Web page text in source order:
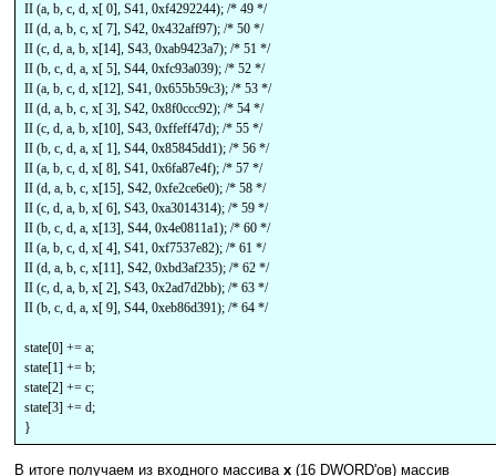
II (a, b, c, d, x[ 0], S41, 0xf4292244); /* 49 */
II (d, a, b, c, x[ 7], S42, 0x432aff97); /* 50 */
II (c, d, a, b, x[14], S43, 0xab9423a7); /* 51 */
II (b, c, d, a, x[ 5], S44, 0xfc93a039); /* 52 */
II (a, b, c, d, x[12], S41, 0x655b59c3); /* 53 */
II (d, a, b, c, x[ 3], S42, 0x8f0ccc92); /* 54 */
II (c, d, a, b, x[10], S43, 0xffeff47d); /* 55 */
II (b, c, d, a, x[ 1], S44, 0x85845dd1); /* 56 */
II (a, b, c, d, x[ 8], S41, 0x6fa87e4f); /* 57 */
II (d, a, b, c, x[15], S42, 0xfe2ce6e0); /* 58 */
II (c, d, a, b, x[ 6], S43, 0xa3014314); /* 59 */
II (b, c, d, a, x[13], S44, 0x4e0811a1); /* 60 */
II (a, b, c, d, x[ 4], S41, 0xf7537e82); /* 61 */
II (d, a, b, c, x[11], S42, 0xbd3af235); /* 62 */
II (c, d, a, b, x[ 2], S43, 0x2ad7d2bb); /* 63 */
II (b, c, d, a, x[ 9], S44, 0xeb86d391); /* 64 */
state[0] += a;
state[1] += b;
state[2] += c;
state[3] += d;
}
В итоге получаем из входного массива x (16 DWORD'ов) массив